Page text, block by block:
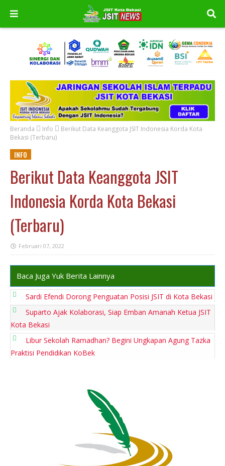
Beranda Info
Berikut Data Keanggota JSIT Indonesia Korda Kota
Bekasi (Terbaru)
INFO
Berikut Data Keanggota JSIT
Indonesia Korda Kota Bekasi
(Terbaru)
Februari 07, 2022
Baca Juga Yuk Berita Lainnya
Sardi Efendi Dorong Penguatan Posisi JSIT di Kota Bekasi
Suparto Ajak Kolaborasi, Siap Emban Amanah Ketua JSIT
Kota Bekasi
Libur Sekolah Ramadhan? Begini Ungkapan Agung Tazka
Praktisi Pendidikan KoBek